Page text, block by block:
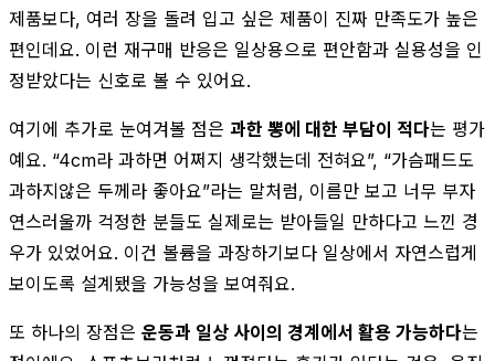
제품보다, 여러 장을 돌려 입고 싶은 제품이 진짜 만족도가 높은
편인데요. 이런 재구매 반응은 일상용으로 편안함과 실용성을 인
정받았다는 신호로 볼 수 있어요.
여기에 추가로 눈여겨볼 점은 과한 뽕에 대한 부담이 적다는 평가
예요. “4cm라 과하면 어쩌지 생각했는데 전혀요”, “가슴패드도
과하지않은 두께라 좋아요”라는 말처럼, 이름만 보고 너무 부자
연스러울까 걱정한 분들도 실제로는 받아들일 만하다고 느낀 경
우가 있었어요. 이건 볼륨을 과장하기보다 일상에서 자연스럽게
보이도록 설계됐을 가능성을 보여줘요.
또 하나의 장점은 운동과 일상 사이의 경계에서 활용 가능하다는